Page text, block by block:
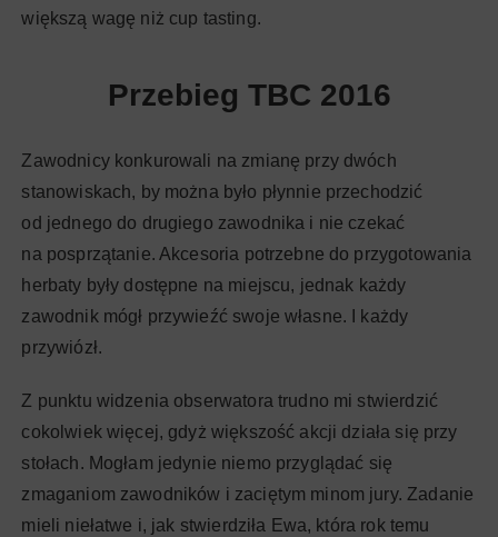
większą wagę niż cup tasting.
Przebieg TBC 2016
Zawodnicy konkurowali na zmianę przy dwóch
stanowiskach, by można było płynnie przechodzić
od jednego do drugiego zawodnika i nie czekać
na posprzątanie. Akcesoria potrzebne do przygotowania
herbaty były dostępne na miejscu, jednak każdy
zawodnik mógł przywieźć swoje własne. I każdy
przywiózł.
Z punktu widzenia obserwatora trudno mi stwierdzić
cokolwiek więcej, gdyż większość akcji działa się przy
stołach. Mogłam jedynie niemo przyglądać się
zmaganiom zawodników i zaciętym minom jury. Zadanie
mieli niełatwe i, jak stwierdziła Ewa, która rok temu